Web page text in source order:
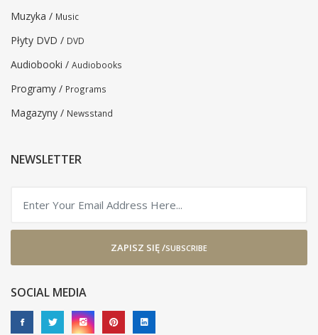
Muzyka / Music
Płyty DVD / DVD
Audiobooki / Audiobooks
Programy / Programs
Magazyny / Newsstand
NEWSLETTER
ZAPISZ SIĘ /SUBSCRIBE
SOCIAL MEDIA